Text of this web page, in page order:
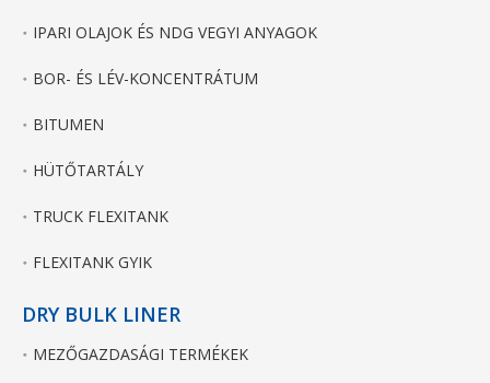
IPARI OLAJOK ÉS NDG VEGYI ANYAGOK
BOR- ÉS LÉV-KONCENTRÁTUM
BITUMEN
HÜTŐTARTÁLY
TRUCK FLEXITANK
FLEXITANK GYIK
DRY BULK LINER
MEZŐGAZDASÁGI TERMÉKEK